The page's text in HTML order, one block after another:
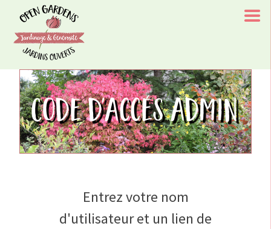
content
Open Gardens/Jardins Ouverts
Chaque visite à l'un de nos jardins aide le rétablissement
d'un enfant/Every Visit To One of Our Gardens Aids A
Childs Recovery
Code d'accés admin
Entrez votre nom
d'utilisateur et un lien de